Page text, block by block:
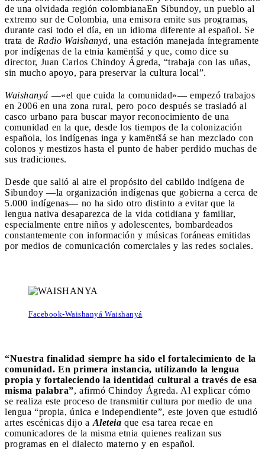
de una olvidada región colombianaEn Sibundoy, un pueblo al
extremo sur de Colombia, una emisora emite sus programas,
durante casi todo el día, en un idioma diferente al español. Se
trata de Radio Waishanyá, una estación manejada íntegramente
por indígenas de la etnia kamëntšá y que, como dice su
director, Juan Carlos Chindoy Ágreda, “trabaja con las uñas,
sin mucho apoyo, para preservar la cultura local”.
Waishanyá ―«el que cuida la comunidad»― empezó trabajos
en 2006 en una zona rural, pero poco después se trasladó al
casco urbano para buscar mayor reconocimiento de una
comunidad en la que, desde los tiempos de la colonización
española, los indígenas inga y kamëntšá se han mezclado con
colonos y mestizos hasta el punto de haber perdido muchas de
sus tradiciones.
Desde que salió al aire el propósito del cabildo indígena de
Sibundoy ―la organización indígenas que gobierna a cerca de
5.000 indígenas― no ha sido otro distinto a evitar que la
lengua nativa desaparezca de la vida cotidiana y familiar,
especialmente entre niños y adolescentes, bombardeados
constantemente con información y músicas foráneas emitidas
por medios de comunicación comerciales y las redes sociales.
Facebook-Waishanyá Waishanyá
“Nuestra finalidad siempre ha sido el fortalecimiento de la
comunidad. En primera instancia, utilizando la lengua
propia y fortaleciendo la identidad cultural a través de esa
misma palabra”, afirmó Chindoy Ágreda. Al explicar cómo
se realiza este proceso de transmitir cultura por medio de una
lengua “propia, única e independiente”, este joven que estudió
artes escénicas dijo a Aleteia que esa tarea recae en
comunicadores de la misma etnia quienes realizan sus
programas en el dialecto materno y en español.